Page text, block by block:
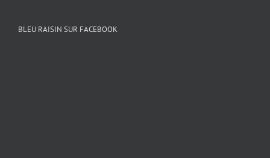
BLEU RAISIN SUR FACEBOOK